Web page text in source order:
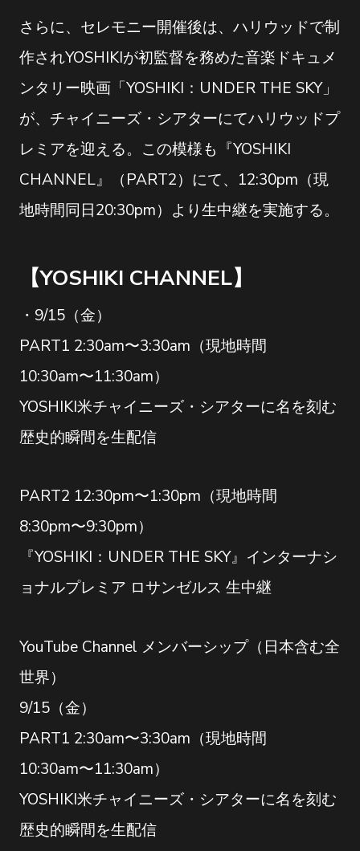
さらに、セレモニー開催後は、ハリウッドで制
作されYOSHIKIが初監督を務めた音楽ドキュメ
ンタリー映画「YOSHIKI：UNDER THE SKY」
が、チャイニーズ・シアターにてハリウッドプ
レミアを迎える。この模様も『YOSHIKI
CHANNEL』（PART2）にて、12:30pm（現
地時間同日20:30pm）より生中継を実施する。
【YOSHIKI CHANNEL】
・9/15（金）
PART1 2:30am〜3:30am（現地時間
10:30am〜11:30am）
YOSHIKI米チャイニーズ・シアターに名を刻む
歴史的瞬間を生配信
PART2 12:30pm〜1:30pm（現地時間
8:30pm〜9:30pm）
『YOSHIKI：UNDER THE SKY』インターナシ
ョナルプレミア ロサンゼルス 生中継
YouTube Channel メンバーシップ（日本含む全
世界）
9/15（金）
PART1 2:30am〜3:30am（現地時間
10:30am〜11:30am）
YOSHIKI米チャイニーズ・シアターに名を刻む
歴史的瞬間を生配信